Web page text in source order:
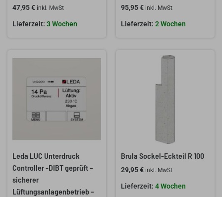
47,95€ inkl. MwSt
3 Wochen
95,95€ inkl. MwSt
2 Wochen
Leda LUC Unterdruck
Controller -DIBT geprüft –
sicherer
Lüftungsanlagenbetrieb –
1.389,00 €1.199,00 €.
Brula Sockel-Eckteil R 100
29,95€ inkl. MwSt
4 Wochen